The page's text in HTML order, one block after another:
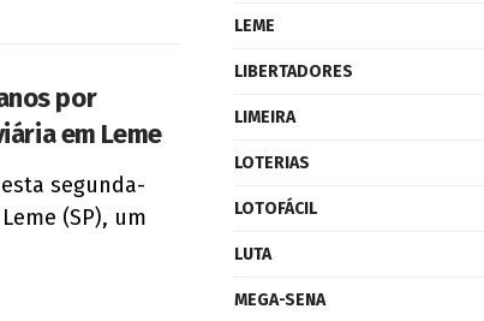
por
em Leme
segunda-
(SP), um
LEME
LIBERTADORES
LIMEIRA
LOTERIAS
LOTOFÁCIL
LUTA
MEGA-SENA